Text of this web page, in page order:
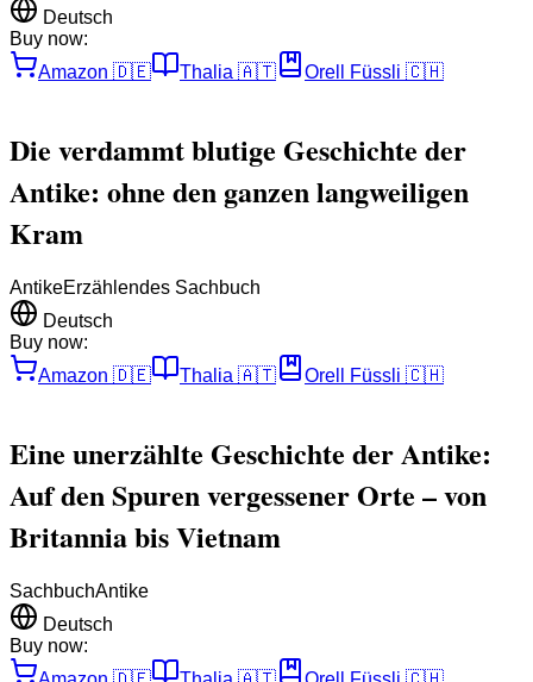
Deutsch
Buy now:
Amazon 🇩🇪 Thalia 🇦🇹 Orell Füssli 🇨🇭
Die verdammt blutige Geschichte der
Antike: ohne den ganzen langweiligen
Kram
AntikeErzählendes Sachbuch
Deutsch
Buy now:
Amazon 🇩🇪 Thalia 🇦🇹 Orell Füssli 🇨🇭
Eine unerzählte Geschichte der Antike:
Auf den Spuren vergessener Orte – von
Britannia bis Vietnam
SachbuchAntike
Deutsch
Buy now: